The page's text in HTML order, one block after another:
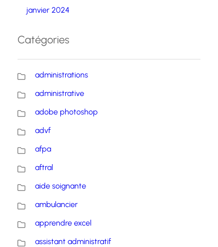
janvier 2024
Catégories
administrations
administrative
adobe photoshop
advf
afpa
aftral
aide soignante
ambulancier
apprendre excel
assistant administratif